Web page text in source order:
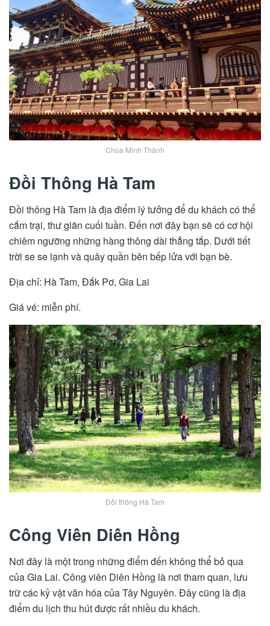
Chùa Minh Thành
Đồi Thông Hà Tam
Đồi thông Hà Tam là địa điểm lý tưởng để du khách có thể
cắm trại, thư giãn cuối tuần. Đến nơi đây bạn sẽ có cơ hội
chiêm ngưỡng những hàng thông dài thẳng tắp. Dưới tiết
trời se se lạnh và quây quần bên bếp lửa với bạn bè.
Địa chỉ: Hà Tam, Đắk Pơ, Gia Lai
Giá vé: miễn phí.
Đồi thông Hà Tam
Công Viên Diên Hồng
Nơi đây là một trong những điểm đến không thể bỏ qua
của Gia Lai. Công viên Diên Hồng là nơi tham quan, lưu
trữ các kỷ vật văn hóa của Tây Nguyên. Đây cũng là địa
điểm du lịch thu hút được rất nhiều du khách.